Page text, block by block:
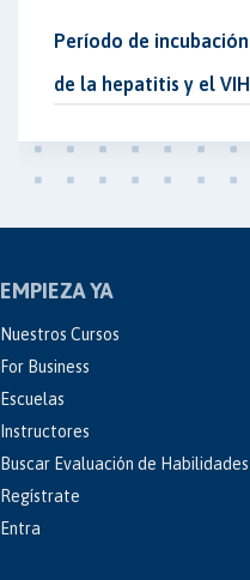
Período de incubación
de la hepatitis y el VIH
EMPIEZA YA
Nuestros Cursos
For Business
Escuelas
Instructores
Buscar Evaluación de Habilidades
Regístrate
Entra